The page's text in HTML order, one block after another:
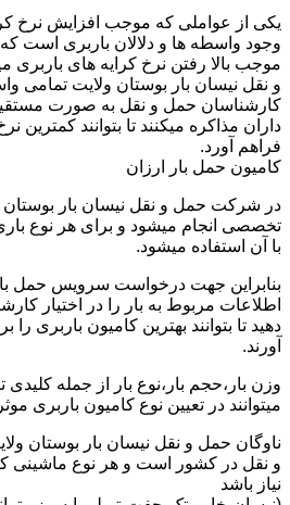
یکی از عواملی که موجب افزایش نرخ
وجود واسطه ها و دلالان باربری است
موجب بالا رفتن نرخ کرایه های
و نقل نیسان بار بوستان ولایت
کارشناسان حمل و نقل به صورت مستقیم
داران مذاکره میکنند تا بتوانند کمترین
فراهم آورد.
کامیون حمل بار ارزان
در شرکت حمل و نقل نیسان بار بوستان
تخصصی انجام میشود و برای هر نوع
با آن استفاده میشود.
بنابراین جهت درخواست سرویس حمل
اطلاعات مربوط به بار را در اختیار
دهید تا بتوانند بهترین کامیون باربری
آورند.
وزن بار،حجم بار،نوع بار از جمله
میتوانند در تعیین نوع کامیون باربری
ناوگان حمل و نقل نیسان بار بوستان
و نقل در کشور است و هر نوع ماشینی
نیاز باشد